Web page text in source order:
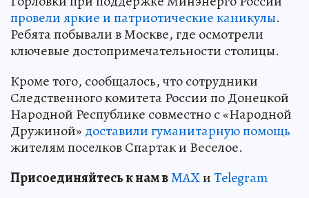
провели яркие и патриотические каникулы.
Ребята побывали в Москве, где осмотрели
ключевые достопримечательности столицы.
Кроме того, сообщалось, что сотрудники
Следственного комитета России по Донецкой
Народной Республике совместно с «Народной
Дружиной» доставили гуманитарную помощь
жителям поселков Спартак и Веселое.
Присоединяйтесь к нам вMAXиTelegram